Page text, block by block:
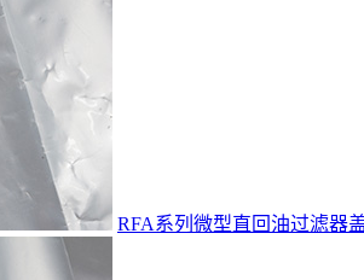
RFA系列微型直回油过滤器